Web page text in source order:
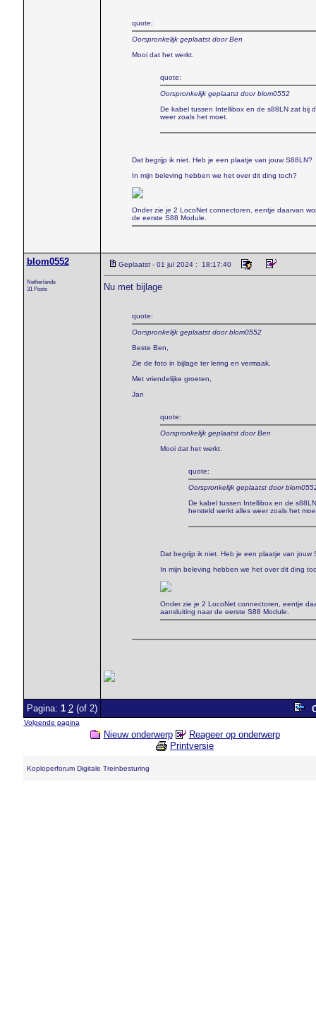
quote:
Oorspronkelijk geplaatst door Ben
Mooi dat het werkt.
quote:
Oorspronkelijk geplaatst door blom0552
De kabel tussen Intellibox en de s88LN zat bij
weer zoals het moet.
Dat begrijp ik niet. Heb je een plaatje van jouw S88LN?
In mijn beleving hebben we het over dit ding toch?
Onder zie je 2 LocoNet connectoren, eentje daarvan
de eerste S88 Module.
blom0552
Netherlands
31 Posts
Geplaatst - 01 jul 2024 : 18:17:40
Nu met bijlage
quote:
Oorspronkelijk geplaatst door blom0552
Beste Ben,
Zie de foto in bijlage ter lering en vermaak.
Met vriendelijke groeten,
Jan
quote:
Oorspronkelijk geplaatst door Ben
Mooi dat het werkt.
quote:
Oorspronkelijk geplaatst door
De kabel tussen Intellibox en de
hersteld werkt alles weer zoals het
Dat begrijp ik niet. Heb je een plaatje van jouw
In mijn beleving hebben we het over dit ding
Onder zie je 2 LocoNet connectoren, eentje
aansluiting naar de eerste S88 Module.
Pagina: 1 2(of 2)
Volgende pagina
Nieuw onderwerp
Reageer op onderwerp
Printversie
Koploperforum Digitale Treinbesturing